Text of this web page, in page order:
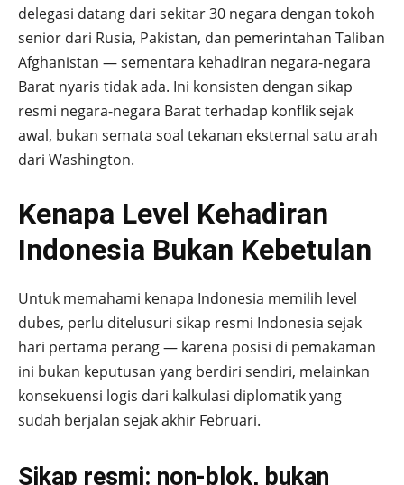
delegasi datang dari sekitar 30 negara dengan tokoh
senior dari Rusia, Pakistan, dan pemerintahan Taliban
Afghanistan — sementara kehadiran negara-negara
Barat nyaris tidak ada. Ini konsisten dengan sikap
resmi negara-negara Barat terhadap konflik sejak
awal, bukan semata soal tekanan eksternal satu arah
dari Washington.
Kenapa Level Kehadiran
Indonesia Bukan Kebetulan
Untuk memahami kenapa Indonesia memilih level
dubes, perlu ditelusuri sikap resmi Indonesia sejak
hari pertama perang — karena posisi di pemakaman
ini bukan keputusan yang berdiri sendiri, melainkan
konsekuensi logis dari kalkulasi diplomatik yang
sudah berjalan sejak akhir Februari.
Sikap resmi: non-blok, bukan